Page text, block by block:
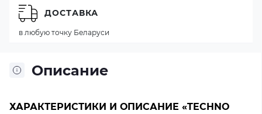
Описание
ХАРАКТЕРИСТИКИ И ОПИСАНИЕ «TECHNO
ДОСТАВКА
в любую точку Беларуси